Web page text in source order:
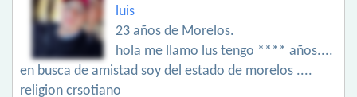
luis
23 años de Morelos.
hola me llamo lus tengo **** años....
en busca de amistad soy del estado de morelos ....
religion crsotiano